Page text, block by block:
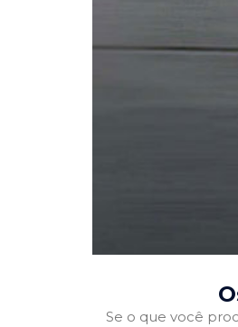
Se o que você